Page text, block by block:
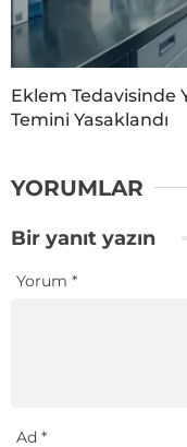
Eklem Tedavisinde
Temini Yasaklandı
YORUMLAR
Bir yanıt yazın
Yorum *
Ad *